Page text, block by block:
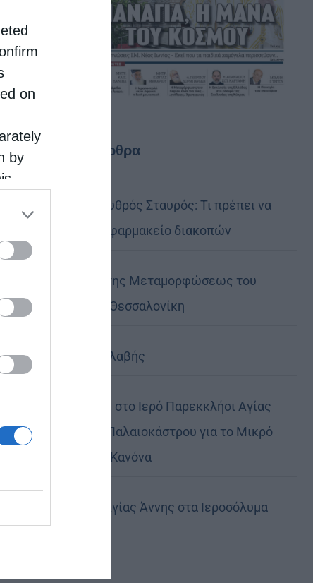
on
by
it to
Τελευταία άρθρα
Ελληνικός Ερυθρός Σταυρός: Τι πρέπει να
περιέχει ένα φαρμακείο διακοπών
Η πανήγυρις της Μεταμορφώσεως του
Σωτήρος στη Θεσσαλονίκη
Όταν είσαι ευλαβής
Ο Νεαπόλεως στο Ιερό Παρεκκλήσι Αγίας
Παρασκευής Παλαιοκάστρου για το Μικρό
Παρακλητικό Κανόνα
Η Εορτή της Αγίας Άννης στα Ιεροσόλυμα